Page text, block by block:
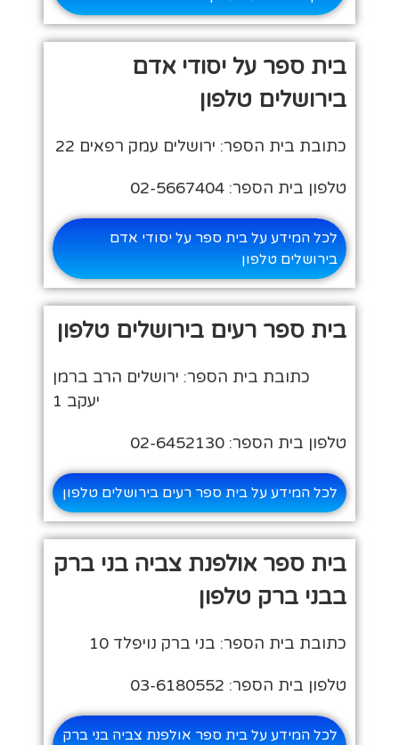
בית ספר על יסודי אדם
בירושלים טלפון
כתובת בית הספר: ירושלים עמק רפאים 22
טלפון בית הספר: 02-5667404
לכל המידע על בית ספר על יסודי אדם
בירושלים טלפון
בית ספר רעים בירושלים טלפון
כתובת בית הספר: ירושלים הרב ברמן
יעקב 1
טלפון בית הספר: 02-6452130
לכל המידע על בית ספר רעים בירושלים טלפון
בית ספר אולפנת צביה בני ברק
בבני ברק טלפון
כתובת בית הספר: בני ברק נויפלד 10
טלפון בית הספר: 03-6180552
לכל המידע על בית ספר אולפנת צביה בני ברק